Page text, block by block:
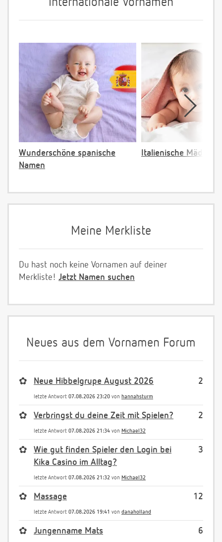
Internationale Vornamen
Wunderschöne spanische
Namen
Italienische
Meine Merkliste
Du hast noch keine Vornamen auf deiner
Merkliste! Jetzt Namen suchen
Neues aus dem Vornamen Forum
2
✿ Neue Hibbelgrupe August 2026
letzte Antwort 07.08.2026 23:20 von hannahsturm
2
✿ Verbringst du deine Zeit mit Spielen?
letzte Antwort 07.08.2026 21:34 von Michael32
3
✿
Wie gut finden Spieler den Login bei
Kika Casino im Alltag?
letzte Antwort 07.08.2026 21:32 von Michael32
12
✿ Massage
letzte Antwort 07.08.2026 19:41 von danaholland
6
✿ Jungenname Mats